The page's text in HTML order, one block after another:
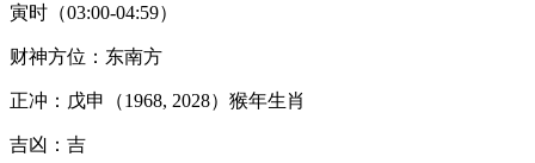
寅时（03:00-04:59）
财神方位：东南方
正冲：戊申（1968, 2028）猴年生肖
吉凶：吉